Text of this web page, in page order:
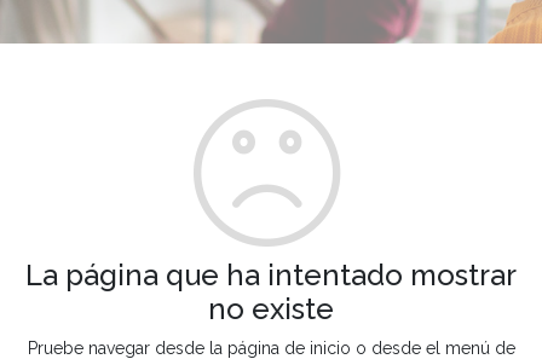
La página que ha intentado mostrar
no existe
Pruebe navegar desde la página de inicio o desde el menú de